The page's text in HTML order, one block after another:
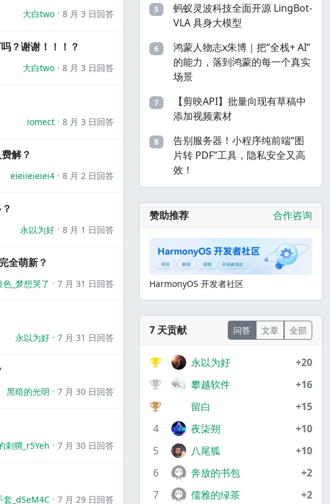
大白two 8 月 3 日回答
？谢谢！！！？
大白two 8 月 3 日回答
iomect 8 月 3 日回答
解？
eieiieieiei4 8 月 2 日回答
永以为好 8 月 1 日回答
全萌新？
色_梦想哭了 7 月 31 日回答
永以为好 7 月 31 日回答
黑暗的光明 7 月 30 日回答
刺猬_r5Yeh 7 月 30 日回答
套_dSeM4C 7 月 29 日回答
5
蚂蚁灵波科技全面开源 LingBot-
VLA 具身大模型
6
鸿蒙人物志x朱博｜把“全栈+ AI”
的能力，落到鸿蒙的每一个真实
场景
7
【剪映API】批量向现有草稿中
添加视频素材
8
告别服务器！小程序纯前端“图
片转 PDF”工具，隐私安全又高
效！
赞助推荐 合作咨询
HarmonyOS 开发者社区
7 天贡献 问答 文章 全部
永以为好
+20
攀越软件
+16
留白
+15
4
夜柒朔
+10
5
八尾狐
+10
6
奔放的书包
+2
7
儒雅的绿茶
+2